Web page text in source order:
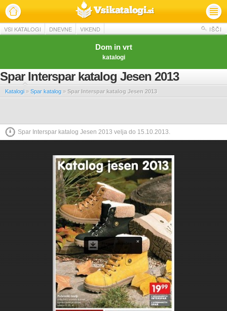
VSI KATALOGI DNEVNE VIKEND IŠČI
Dom in vrt
katalogi
Spar Interspar katalog Jesen 2013
Katalogi » Spar katalog » Spar Interspar katalog Jesen 2013
Spar Interspar katalog Jesen 2013 velja do 15.10.2013.